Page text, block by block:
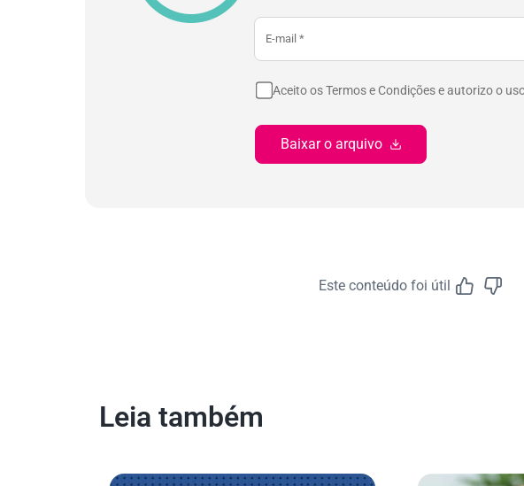
Aceito os Termos e Condições e autorizo o
Baixar o arquivo
Este conteúdo foi útil
Leia também